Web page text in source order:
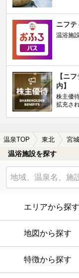
ニフテ
温浴施
【ニ
内】
株主優
拡充さ
温泉TOP 東北 宮
温浴施設を探す
エリアから探す
地図から探す
特徴から探す